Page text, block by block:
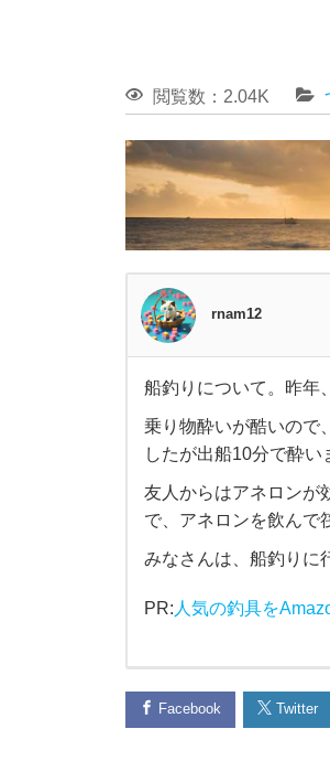
閲覧数：2.04K
rnam12
船
釣
り
に
つ
い
て
船釣りについて。昨年
乗り物酔いが酷いので
したが出船10分で酔い
友人からはアネロンが
で、アネロンを飲んで
みなさんは、船釣りに
PR: 人気の釣具を
Facebook Twitter